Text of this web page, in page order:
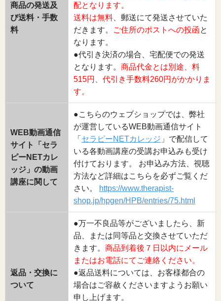
商品の発送及
び送料・手数
料
配となります。
送料は無料 、郵送にて発送させていた
だきます。
ご住所のポストへの投函と
なります。
●代引き決済の場合、宅配便での発送
となります。 商品代金とは別途、料
515円、代引き手数料260円がかかりま
す。
WEB動画通信
サイト「セラ
ピーNETカレ
ッジ」の動画
講座に関して
●こちらのウェブショップでは、弊社
が運営しているWEB動画通信サイト
「 セラピーNETカレッジ 」で配信して
いる各動画講座の受講お申込みも受け
付けております。 お申込み方法、視聴
方法など詳細はこちらを必ずご覧くだ
さい。
https://www.therapist-
shop.jp/hpgen/HPB/entries/75.html
返品・交換に
ついて
●万一不良品等がございましたら、新
品、または同等品と交換させていただ
きます。 商品到着後７日以内にメール
またはお電話にてご連絡ください。
●返品送料については、お客様都合の
場合はご容赦くださいますようお願い
申し上げます。